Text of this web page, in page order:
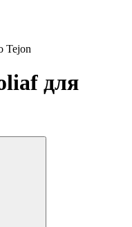
Tejon
для